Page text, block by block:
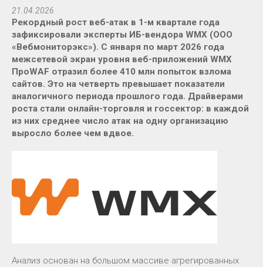
21.04.2026
Рекордный рост веб-атак в 1-м квартале года
зафиксировали эксперты ИБ-вендора WMX (ООО
«Вебмониторэкс»). С января по март 2026 года
межсетевой экран уровня веб-приложений WMX
ПроWAF отразил более 410 млн попыток взлома
сайтов. Это на четверть превышает показатели
аналогичного периода прошлого года. Драйверами
роста стали онлайн-торговля и госсектор: в каждой
из них среднее число атак на одну организацию
выросло более чем вдвое.
Анализ основан на большом массиве агрегированных